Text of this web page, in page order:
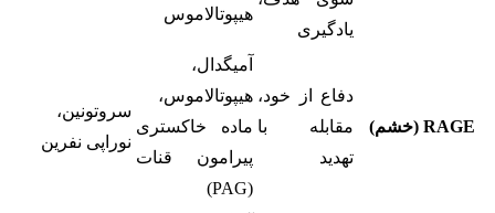
یادگیری
هیپوتالاموس
RAGE (خشم)
دفاع از خود،
مقابله با
تهدید
آمیگدال،
هیپوتالاموس،
ماده خاکستری
پیرامون قنات
(PAG)
سروتونین،
نوراپی نفرین